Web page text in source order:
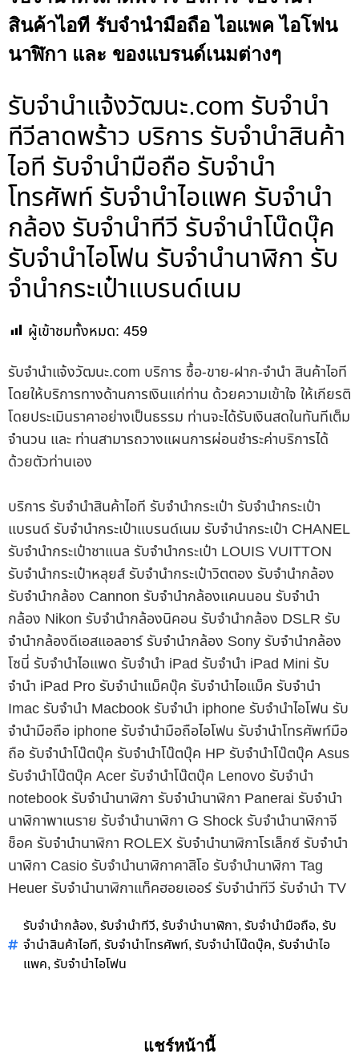
สินค้าไอที รับจำนำมือถือ ไอแพค ไอโฟน
นาฬิกา และ ของแบรนด์เนมต่างๆ
รับจํานําแจ้งวัฒนะ.com รับจำนำ
ทีวีลาดพร้าว บริการ รับจำนำสินค้า
ไอที รับจำนำมือถือ รับจำนำ
โทรศัพท์ รับจำนำไอแพค รับจำนำ
กล้อง รับจำนำทีวี รับจำนำโน๊ดบุ๊ค
รับจำนำไอโฟน รับจำนำนาฬิกา รับ
จำนำกระเป๋าแบรนด์เนม
ผู้เข้าชมทั้งหมด: 459
รับจํานําแจ้งวัฒนะ.com บริการ ซื้อ-ขาย-ฝาก-จำนำ สินค้าไอที
โดยให้บริการทางด้านการเงินแก่ท่าน ด้วยความเข้าใจ ให้เกียรติ
โดยประเมินราคาอย่างเป็นธรรม ท่านจะได้รับเงินสดในทันทีเต็ม
จำนวน และ ท่านสามารถวางแผนการผ่อนชำระค่าบริการได้
ด้วยตัวท่านเอง
บริการ รับจำนำสินค้าไอที รับจำนำกระเป๋า รับจำนำกระเป๋า
แบรนด์ รับจำนำกระเป๋าแบรนด์เนม รับจำนำกระเป๋า CHANEL
รับจำนำกระเป๋าชาแนล รับจำนำกระเป๋า LOUIS VUITTON
รับจำนำกระเป๋าหลุยส์ รับจำนำกระเป๋าวิตตอง รับจำนำกล้อง
รับจำนำกล้อง Cannon รับจำนำกล้องแคนนอน รับจำนำ
กล้อง Nikon รับจำนำกล้องนิคอน รับจำนำกล้อง DSLR รับ
จำนำกล้องดีเอสแอลอาร์ รับจำนำกล้อง Sony รับจำนำกล้อง
โซนี่ รับจำนำไอแพด รับจำนำ iPad รับจำนำ iPad Mini รับ
จำนำ iPad Pro รับจำนำแม็คบุ๊ค รับจำนำไอแม็ค รับจำนำ
Imac รับจำนำ Macbook รับจำนำ iphone รับจำนำไอโฟน รับ
จำนำมือถือ iphone รับจำนำมือถือไอโฟน รับจำนำโทรศัพท์มือ
ถือ รับจำนำโน๊ตบุ๊ค รับจำนำโน๊ตบุ๊ค HP รับจำนำโน๊ตบุ๊ค Asus
รับจำนำโน๊ตบุ๊ค Acer รับจำนำโน๊ตบุ๊ค Lenovo รับจำนำ
notebook รับจำนำนาฬิกา รับจำนำนาฬิกา Panerai รับจำนำ
นาฬิกาพาเนราย รับจำนำนาฬิกา G Shock รับจำนำนาฬิกาจี
ช็อค รับจำนำนาฬิกา ROLEX รับจำนำนาฬิกาโรเล็กซ์ รับจำนำ
นาฬิกา Casio รับจำนำนาฬิกาคาสิโอ รับจำนำนาฬิกา Tag
Heuer รับจำนำนาฬิกาแท็คฮอยเออร์ รับจำนำทีวี รับจำนำ TV
รับจำนำกล้อง, รับจำนำทีวี, รับจำนำนาฬิกา, รับจำนำมือถือ, รับ
จำนำสินค้าไอที, รับจำนำโทรศัพท์, รับจำนำโน๊ดบุ๊ค, รับจำนำไอ
แพค, รับจำนำไอโฟน
แชร์หน้านี้